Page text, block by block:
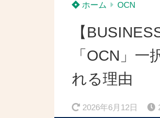
ホーム OCN
【
「OCN」
れる理由
2026年6月12日